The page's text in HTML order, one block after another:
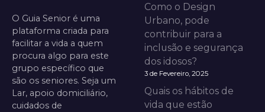
O Guia Senior é uma
plataforma criada para
facilitar a vida a quem
procura algo para este
grupo específico que
são os seniores. Seja um
Lar, apoio domiciliário,
cuidados de
Como o Design
Urbano, pode
contribuir para a
inclusão e segurança
dos idosos?
3 de Fevereiro, 2025
Quais os hábitos de
vida que estão